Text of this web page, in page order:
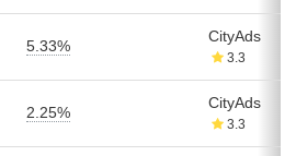
5.33%
CityAds
3.3
2.25%
CityAds
3.3